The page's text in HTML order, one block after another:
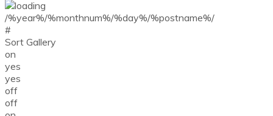
/%year%/%monthnum%/%day%/%postname%/
#
Sort Gallery
on
yes
yes
off
off